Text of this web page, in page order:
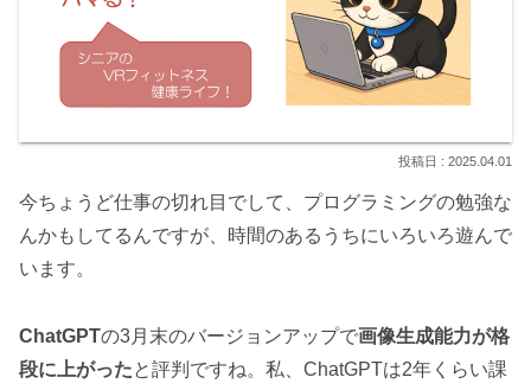
2025.04.01
今ちょうど仕事の切れ目でして、プログラミングの勉強な
んかもしてるんですが、時間のあるうちにいろいろ遊んで
います。
ChatGPTの3月末のバージョンアップで画像生成能力が格
段に上がったと評判ですね。私、ChatGPTは2年くらい課